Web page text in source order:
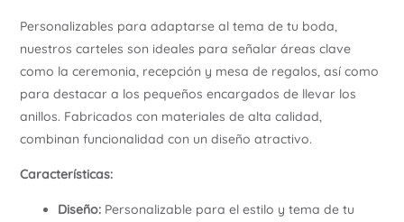
Personalizables para adaptarse al tema de tu boda,
nuestros carteles son ideales para señalar áreas clave
como la ceremonia, recepción y mesa de regalos, así como
para destacar a los pequeños encargados de llevar los
anillos. Fabricados con materiales de alta calidad,
combinan funcionalidad con un diseño atractivo.
Características:
Diseño:Personalizable para el estilo y tema de tu